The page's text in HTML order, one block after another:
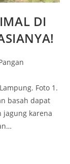
DI
Foto 1.
basah dapat
jagung karena